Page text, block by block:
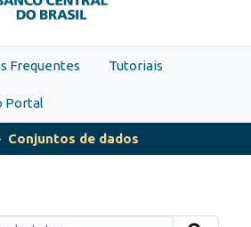
CONTEÚDO
Frequentes Tutoriais
Portal
Conjuntos de dados